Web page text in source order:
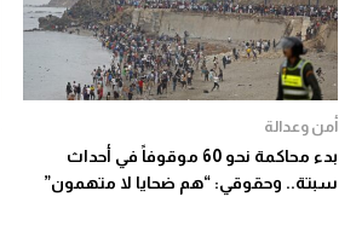
أمن وعدالة
بدء محاكمة نحو 60 موقوفاً في أحداث
سبتة.. وحقوقي: “هم ضحايا لا متهمون”